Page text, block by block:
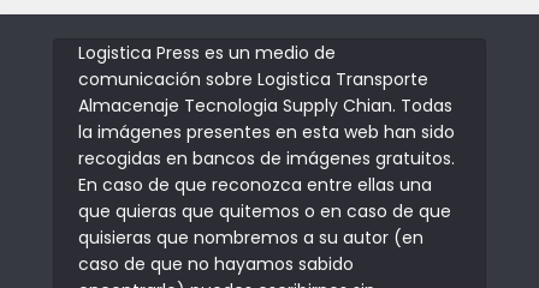
Logistica Press es un medio de
comunicación sobre Logistica Transporte
Almacenaje Tecnologia Supply Chian. Todas
la imágenes presentes en esta web han sido
recogidas en bancos de imágenes gratuitos.
En caso de que reconozca entre ellas una
que quieras que quitemos o en caso de que
quisieras que nombremos a su autor (en
caso de que no hayamos sabido